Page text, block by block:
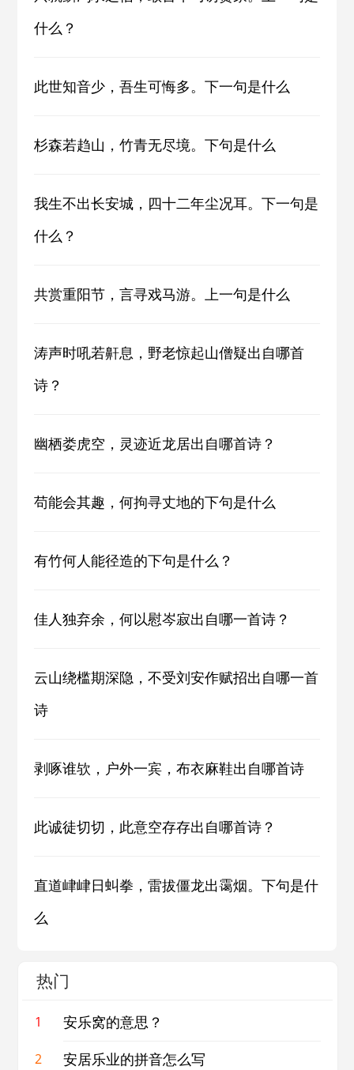
什么？
此世知音少，吾生可悔多。下一句是什么
杉森若趋山，竹青无尽境。下句是什么
我生不出长安城，四十二年尘况耳。下一句是
什么？
共赏重阳节，言寻戏马游。上一句是什么
涛声时吼若鼾息，野老惊起山僧疑出自哪首
诗？
幽栖娄虎空，灵迹近龙居出自哪首诗？
苟能会其趣，何拘寻丈地的下句是什么
有竹何人能径造的下句是什么？
佳人独弃余，何以慰岑寂出自哪一首诗？
云山绕槛期深隐，不受刘安作赋招出自哪一首
诗
剥啄谁欤，户外一宾，布衣麻鞋出自哪首诗
此诚徒切切，此意空存存出自哪首诗？
直道峍峍日虯拳，雷拔僵龙出霭烟。下句是什
么
热门
1 安乐窝的意思？
2 安居乐业的拼音怎么写